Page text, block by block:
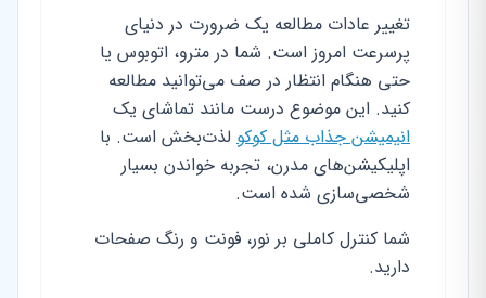
تغییر عادات مطالعه یک ضرورت در دنیای
پرسرعت امروز است. شما در مترو، اتوبوس یا
حتی هنگام انتظار در صف می‌توانید مطالعه
کنید. این موضوع درست مانند تماشای یک
انیمیشن جذاب مثل کوکو لذت‌بخش است. با
اپلیکیشن‌های مدرن، تجربه خواندن بسیار
شخصی‌سازی شده است.
شما کنترل کاملی بر نور، فونت و رنگ صفحات
دارید.